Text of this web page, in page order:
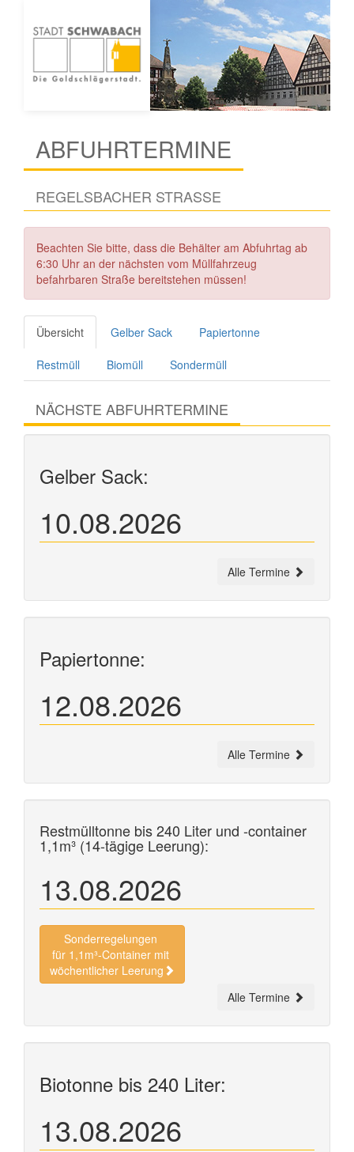
ABFUHRTERMINE
REGELSBACHER STRASSE
Beachten Sie bitte, dass die Behälter am Abfuhrtag ab
6:30 Uhr an der nächsten vom Müllfahrzeug
befahrbaren Straße bereitstehen müssen!
Übersicht Gelber Sack Papiertonne
Restmüll Biomüll Sondermüll
NÄCHSTE ABFUHRTERMINE
Gelber Sack:
10.08.2026
Alle Termine
Papiertonne:
12.08.2026
Alle Termine
Restmülltonne bis 240 Liter und -container
1,1m³ (14-tägige Leerung):
13.08.2026
Sonderregelungen
für 1,1m³-Container mit
wöchentlicher Leerung
Alle Termine
Biotonne bis 240 Liter:
13.08.2026